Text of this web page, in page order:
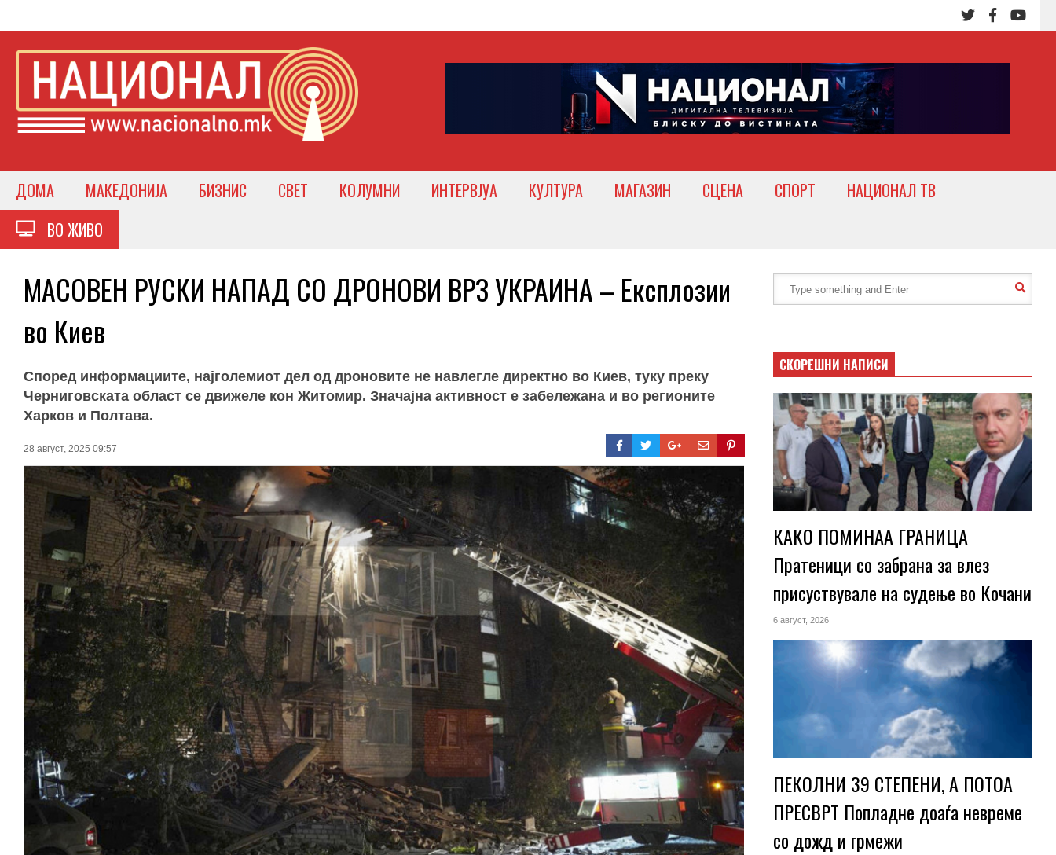
ДОМА МАКЕДОНИЈА БИЗНИС СВЕТ КОЛУМНИ ИНТЕРВЈУА КУЛТУРА МАГАЗИН СЦЕНА СПОРТ
НАЦИОНАЛ ТВ
ВО ЖИВО
МАСОВЕН РУСКИ НАПАД СО ДРОНОВИ ВРЗ УКРАИНА – Експлозии
во Киев
Според информациите, најголемиот дел од дроновите не навлегле директно во Киев, туку преку
Черниговската област се движеле кон Житомир. Значајна активност е забележана и во регионите
Харков и Полтава.
28 август, 2025 09:57
СКОРЕШНИ НАПИСИ
КАКО ПОМИНАА ГРАНИЦА
Пратеници со забрана за влез
присуствувале на судење во Кочани
6 август, 2026
ПЕКОЛНИ 39 СТЕПЕНИ, А ПОТОА
ПРЕСВРТ Попладне доаѓа невреме
со дожд и грмежи